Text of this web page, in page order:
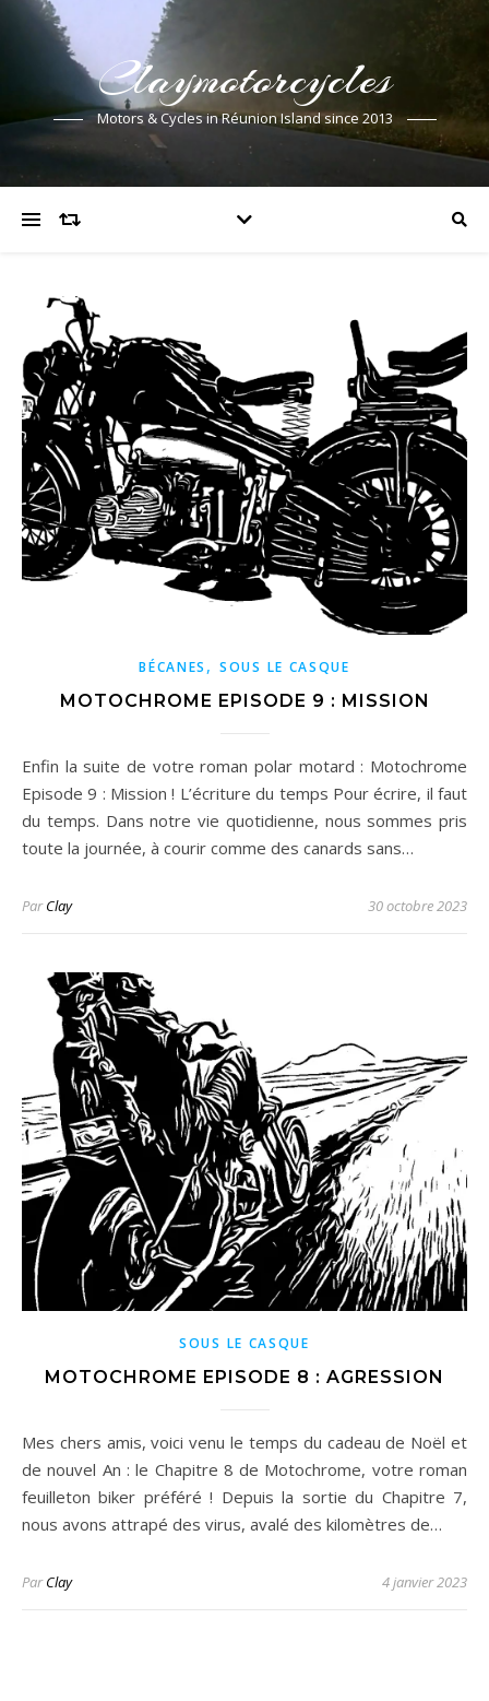
Claymotorcycles
Motors & Cycles in Réunion Island since 2013
BÉCANES ,SOUS LE CASQUE
MOTOCHROME EPISODE 9 : MISSION
Enfin la suite de votre roman polar motard : Motochrome
Episode 9 : Mission ! L’écriture du temps Pour écrire, il faut
du temps. Dans notre vie quotidienne, nous sommes pris
toute la journée, à courir comme des canards sans…
ParClay 30 octobre 2023
SOUS LE CASQUE
MOTOCHROME EPISODE 8 : AGRESSION
Mes chers amis, voici venu le temps du cadeau de Noël et
de nouvel An : le Chapitre 8 de Motochrome, votre roman
feuilleton biker préféré ! Depuis la sortie du Chapitre 7,
nous avons attrapé des virus, avalé des kilomètres de…
ParClay 4 janvier 2023